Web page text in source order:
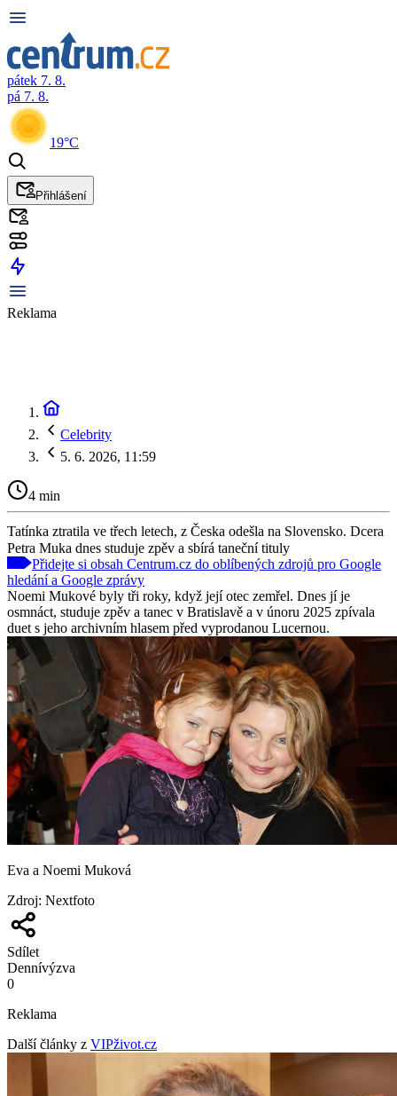
pátek 7. 8.
pá 7. 8.
19°C
Přihlášení
Reklama
Celebrity
5. 6. 2026, 11:59
4 min
Tatínka ztratila ve třech letech, z Česka odešla na Slovensko. Dcera
Petra Muka dnes studuje zpěv a sbírá taneční tituly
Přidejte si obsah Centrum.cz do oblíbených zdrojů pro Google
hledání a Google zprávy
Noemi Mukové byly tři roky, když její otec zemřel. Dnes jí je
osmnáct, studuje zpěv a tanec v Bratislavě a v únoru 2025 zpívala
duet s jeho archivním hlasem před vyprodanou Lucernou.
Eva a Noemi Muková
Zdroj: Nextfoto
Sdílet
Dennívýzva
0
Reklama
Další články z VIPživot.cz